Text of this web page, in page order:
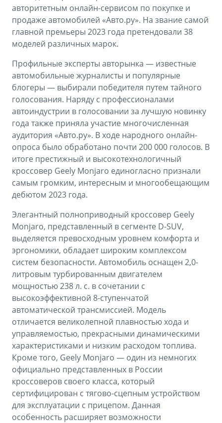
OKAVANGO MONJARO
PREFACE
от 3 079 990 ₽*
GEELY EX5
от 3 769 990 ₽*
Аксессуары
Зарядные устройства
ФИНАНСЫ И УСЛУГИ
Автокредит
Расчет КАСКО
Страхование
GEELY Лизинг
Советы по эксплуатации
Спецпредложения
ПОДДЕРЖКА
Помощь на дорогах
Гарантия Geely
Сервисная книжка
Вопросы и ответы
авторитетным онлайн-сервисом по покупке и
продаже автомобилей «Авто.ру». На звание самой
главной премьеры 2023 года претендовали 38
моделей различных марок.
Профильные эксперты авторынка — известные
автомобильные журналисты и популярные
блогеры — выбирали победителя путем тайного
голосования. Наряду с профессионалами
автоиндустрии в голосовании за лучшую новинку
года также приняла участие многочисленная
аудитория «Авто.ру». В ходе народного онлайн-
опроса было обработано почти 200 000 голосов. В
итоге престижный и высокотехнологичный
кроссовер Geely Monjaro единогласно признали
самым громким, интересным и многообещающим
дебютом 2023 года.
Элегантный полноприводный кроссовер Geely
Monjaro, представленный в сегменте D-SUV,
выделяется превосходным уровнем комфорта и
эргономики, обладает широким комплексом
систем безопасности. Автомобиль оснащен 2,0-
литровым турбированным двигателем
мощностью 238 л. с. в сочетании с
высокоэффективной 8-ступенчатой
автоматической трансмиссией. Модель
отличается великолепной плавностью хода и
управляемостью, прекрасными динамическими
характеристиками и низким расходом топлива.
Кроме того, Geely Monjaro — один из немногих
официально представленных в России
кроссоверов своего класса, который
сертифицирован с тягово-сцепным устройством
для эксплуатации с прицепом. Данная
особенность расширяет возможности